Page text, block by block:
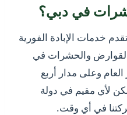
في دبي؟
خدمات الإبادة الفورية
القوارض والحشرات في
وعلى مدار أربع
لأي مقيم في دولة
في أي وقت.